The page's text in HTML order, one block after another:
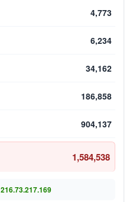
4,773
6,234
34,162
186,858
904,137
1,584,538
216.73.217.169